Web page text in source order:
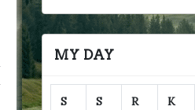
MY DAY
S S R K